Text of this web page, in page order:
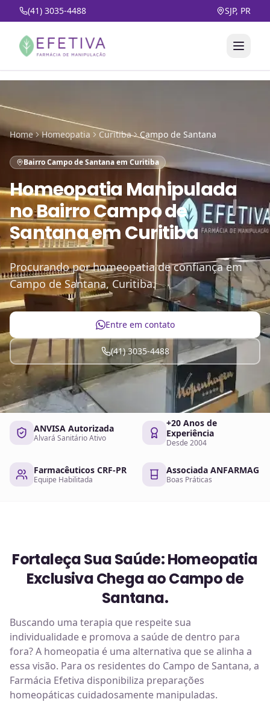
(41) 3035-4488 SJP, PR
Home Homeopatia Curitiba Campo de Santana
Bairro Campo de Santana em Curitiba
Homeopatia Manipulada
noBairro Campo de
Santana em Curitiba
Procurando por homeopatia de confiança em
Campo de Santana, Curitiba.
Entre em contato
(41) 3035-4488
ANVISA Autorizada
Alvará Sanitário Ativo
+20 Anos de
Experiência
Desde 2004
Farmacêuticos CRF-PR
Equipe Habilitada
Associada ANFARMAG
Boas Práticas
Fortaleça Sua Saúde: Homeopatia
Exclusiva Chega ao Campo de
Santana.
Buscando uma terapia que respeite sua
individualidade e promova a saúde de dentro para
fora? A homeopatia é uma alternativa que se alinha a
essa visão. Para os residentes do Campo de Santana, a
Farmácia Efetiva disponibiliza preparações
homeopáticas cuidadosamente manipuladas.